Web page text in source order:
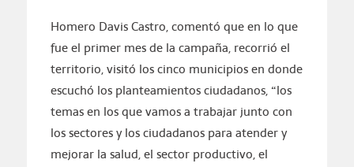
Homero Davis Castro, comentó que en lo que
fue el primer mes de la campaña, recorrió el
territorio, visitó los cinco municipios en donde
escuchó los planteamientos ciudadanos, “los
temas en los que vamos a trabajar junto con
los sectores y los ciudadanos para atender y
mejorar la salud, el sector productivo, el